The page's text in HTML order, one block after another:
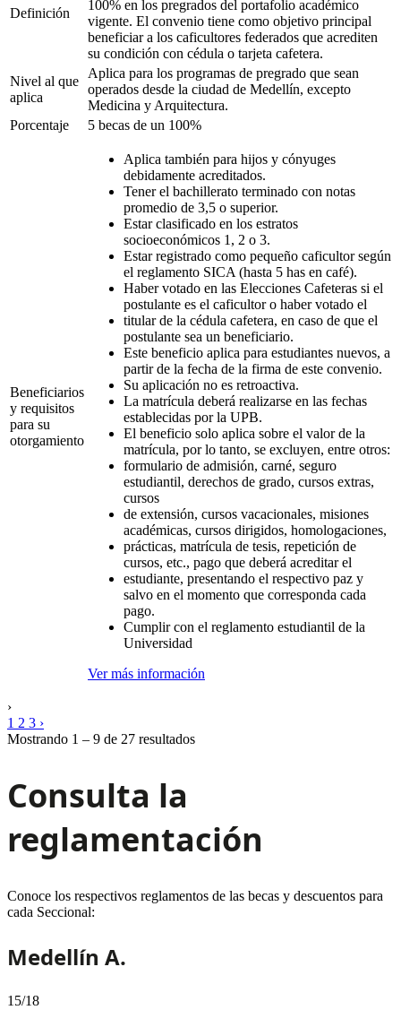
Definición
100% en los pregrados del portafolio académico
vigente. El convenio tiene como objetivo principal
beneficiar a los caficultores federados que acrediten
su condición con cédula o tarjeta cafetera.
Nivel al que
aplica
Aplica para los programas de pregrado que sean
operados desde la ciudad de Medellín, excepto
Medicina y Arquitectura.
Porcentaje
5 becas de un 100%
Beneficiarios
y requisitos
para su
otorgamiento
Aplica también para hijos y cónyuges
debidamente acreditados.
Tener el bachillerato terminado con notas
promedio de 3,5 o superior.
Estar clasificado en los estratos
socioeconómicos 1, 2 o 3.
Estar registrado como pequeño caficultor según
el reglamento SICA (hasta 5 has en café).
Haber votado en las Elecciones Cafeteras si el
postulante es el caficultor o haber votado el
titular de la cédula cafetera, en caso de que el
postulante sea un beneficiario.
Este beneficio aplica para estudiantes nuevos, a
partir de la fecha de la firma de este convenio.
Su aplicación no es retroactiva.
La matrícula deberá realizarse en las fechas
establecidas por la UPB.
El beneficio solo aplica sobre el valor de la
matrícula, por lo tanto, se excluyen, entre otros:
formulario de admisión, carné, seguro
estudiantil, derechos de grado, cursos extras,
cursos
de extensión, cursos vacacionales, misiones
académicas, cursos dirigidos, homologaciones,
prácticas, matrícula de tesis, repetición de
cursos, etc., pago que deberá acreditar el
estudiante, presentando el respectivo paz y
salvo en el momento que corresponda cada
pago.
Cumplir con el reglamento estudiantil de la
Universidad
Ver más información
›
1 2 3 ›
Mostrando 1 – 9 de 27 resultados
Consulta la
reglamentación
Conoce los respectivos reglamentos de las becas y descuentos para
cada Seccional:
Medellín A.
15/18